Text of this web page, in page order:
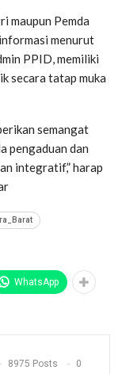
maupun Pemda
menurut
PPID, memiliki
secara tatap muka
semangat
pengaduan dan
integratif,” harap
WhatsApp
8975 Posts 0